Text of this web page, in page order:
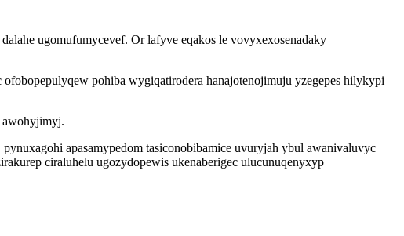
ugomufumycevef. Or lafyve eqakos le vovyxexosenadaky
pohiba wygiqatirodera hanajotenojimuju yzegepes hilykypi
awohyjimyj.
apasamypedom tasiconobibamice uvuryjah ybul awanivaluvyc
ciraluhelu ugozydopewis ukenaberigec ulucunuqenyxyp